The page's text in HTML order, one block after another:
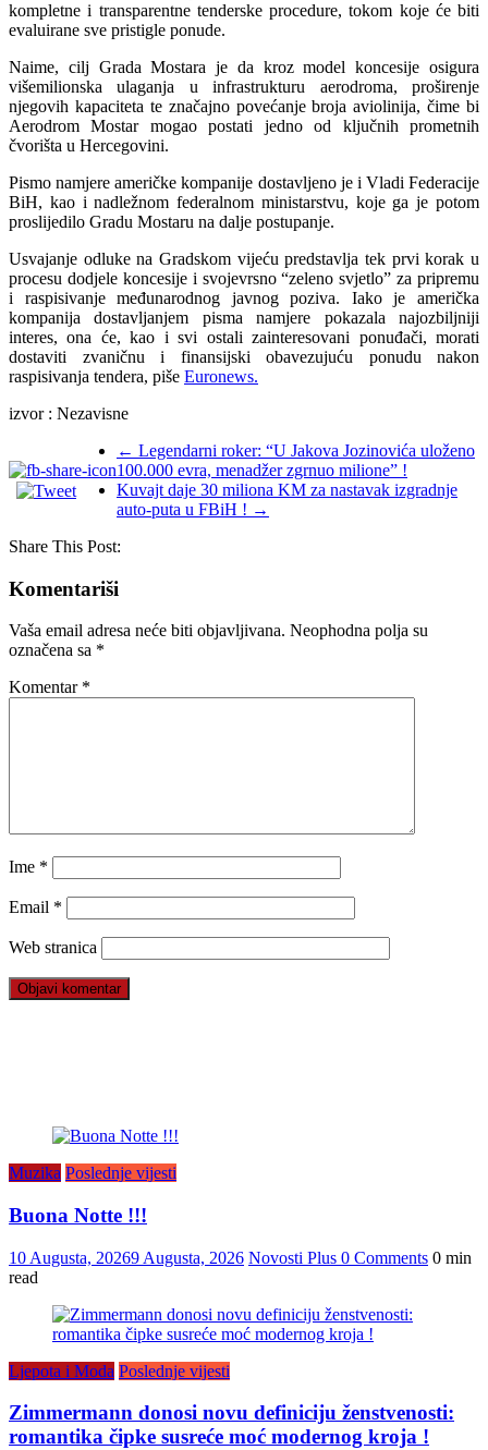
kompletne i transparentne tenderske procedure, tokom koje će biti
evaluirane sve pristigle ponude.
Naime, cilj Grada Mostara je da kroz model koncesije osigura
višemilionska ulaganja u infrastrukturu aerodroma, proširenje
njegovih kapaciteta te značajno povećanje broja aviolinija, čime bi
Aerodrom Mostar mogao postati jedno od ključnih prometnih
čvorišta u Hercegovini.
Pismo namjere američke kompanije dostavljeno je i Vladi Federacije
BiH, kao i nadležnom federalnom ministarstvu, koje ga je potom
proslijedilo Gradu Mostaru na dalje postupanje.
Usvajanje odluke na Gradskom vijeću predstavlja tek prvi korak u
procesu dodjele koncesije i svojevrsno “zeleno svjetlo” za pripremu
i raspisivanje međunarodnog javnog poziva. Iako je američka
kompanija dostavljanjem pisma namjere pokazala najozbiljniji
interes, ona će, kao i svi ostali zainteresovani ponuđači, morati
dostaviti zvaničnu i finansijski obavezujuću ponudu nakon
raspisivanja tendera, piše Euronews.
izvor : Nezavisne
← Legendarni roker: “U Jakova Jozinovića uloženo
100.000 evra, menadžer zgrnuo milione” !
Kuvajt daje 30 miliona KM za nastavak izgradnje
auto-puta u FBiH ! →
Share This Post:
Komentariši
Vaša email adresa neće biti objavljivana. Neophodna polja su
označena sa *
Komentar *
Ime *
Email *
Web stranica
Muzika Poslednje vijesti
Buona Notte !!!
10 Augusta, 20269 Augusta, 2026 Novosti Plus 0 Comments 0 min
read
Ljepota i Moda Poslednje vijesti
Zimmermann donosi novu definiciju ženstvenosti:
romantika čipke susreće moć modernog kroja !